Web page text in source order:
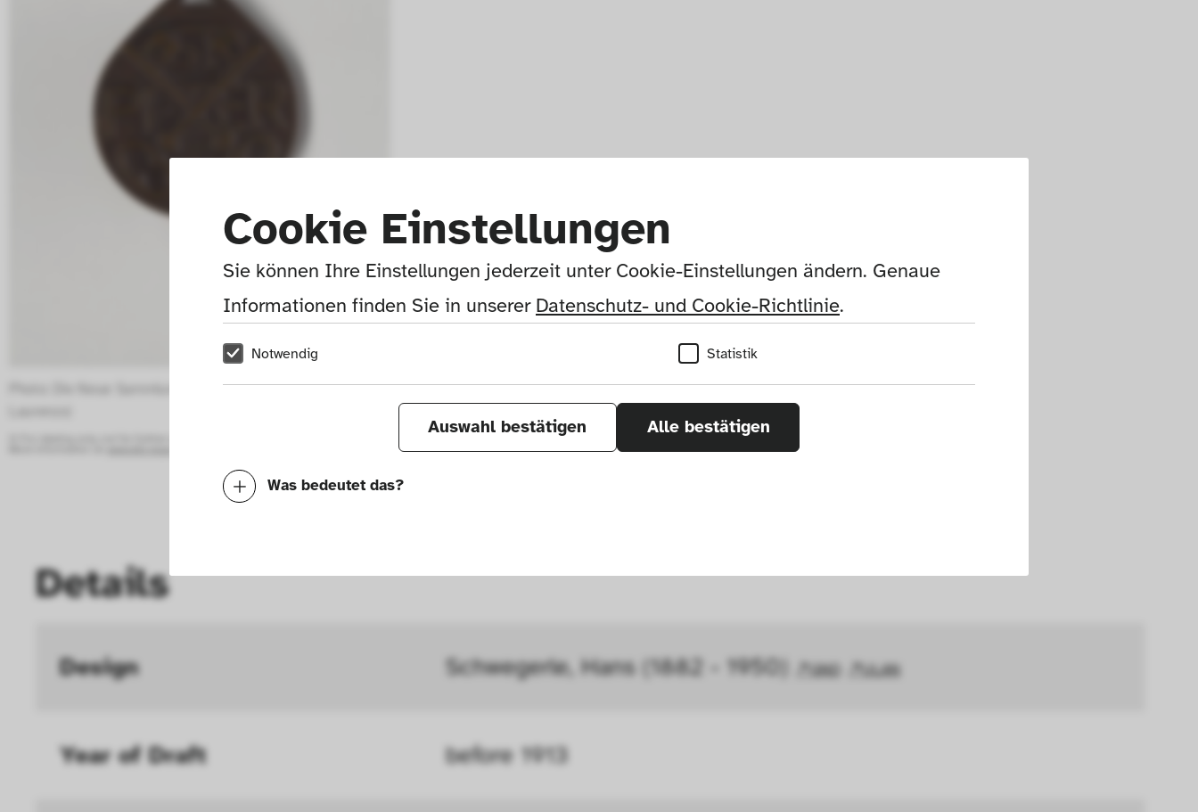
Cookie Einstellungen
Sie können Ihre Einstellungen jederzeit unter Cookie-Einstellungen ändern. Genaue
Informationen finden Sie in unserer Datenschutz- und Cookie-Richtlinie.
Notwendig Statistik
Auswahl bestätigen Alle bestätigen
Was bedeutet das?
können deine ausgewählten Einstellungen auf unserer Seite gespeichert werden. Das
Geschwindigkeit erhöht, mit der wir deine Anfrage bearbeiten können.
Photo: Die Neue Sammlung – The Design Museum (A.
Details
Design Schwegerle, Hans (1882 - 1950) GND ULAN
Year of Draft before 1913